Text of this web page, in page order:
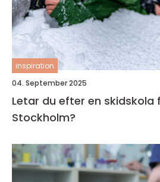
inspiration
04. September 2025
Letar du efter en skidskola
Stockholm?